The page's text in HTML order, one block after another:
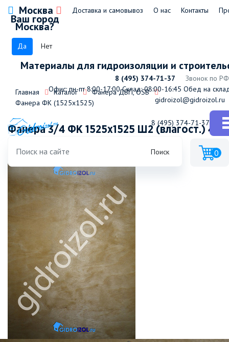
Москва
Ваш город
Москва?
Да Нет
Доставка и самовывоз О нас Контакты
Материалы для гидроизоляции и
8 (495) 374-71-37
Звонок по
Офис: пн-пт 8:00-17:00Склад: 08:00-16:45 Обед на
gidroizol@gidroizol.ru
8 (495) 374-71-37
Поиск 0
Главная Каталог
Фанера ДВП, OSB
Фанера ФК (1525х1525)
Фанера 3/4 ФК 1525x1525 Ш2 (влагост.) 4